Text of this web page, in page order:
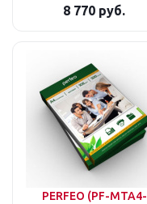
8 770 руб.
PERFEO (PF-MTA4-